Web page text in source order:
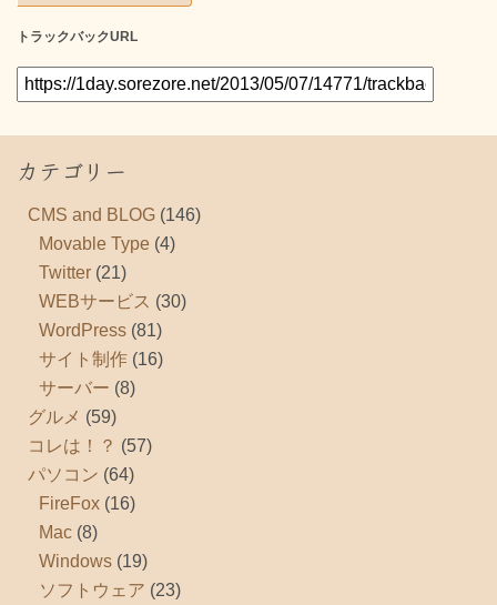
トラックバックURL
カテゴリー
CMS and BLOG (146)
Movable Type (4)
Twitter (21)
WEBサービス (30)
WordPress (81)
サイト制作 (16)
サーバー (8)
グルメ (59)
コレは！？ (57)
パソコン (64)
FireFox (16)
Mac (8)
Windows (19)
ソフトウェア (23)